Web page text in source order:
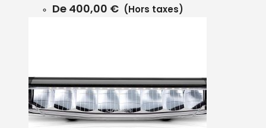
De 400,00 € (Hors taxes)